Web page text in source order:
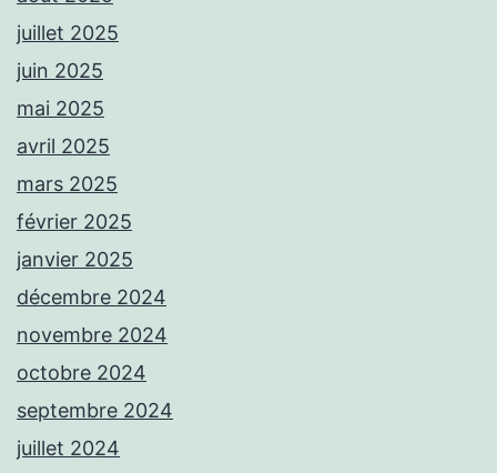
juillet 2025
juin 2025
mai 2025
avril 2025
mars 2025
février 2025
janvier 2025
décembre 2024
novembre 2024
octobre 2024
septembre 2024
juillet 2024